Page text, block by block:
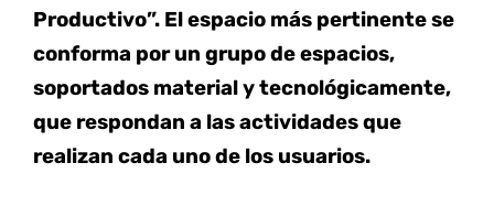
Productivo”. El espacio más pertinente se
conforma por un grupo de espacios,
soportados material y tecnológicamente,
que respondan a las actividades que
realizan cada uno de los usuarios.